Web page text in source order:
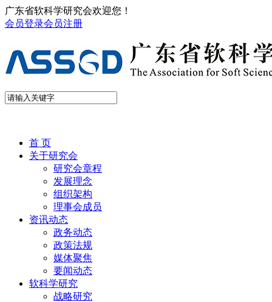
广东省软科学研究会欢迎您！
会员登录会员注册
首 页
关于研究会
研究会章程
发展理念
组织架构
理事会成员
资讯动态
政务动态
政策法规
媒体聚焦
要闻动态
软科学研究
战略研究